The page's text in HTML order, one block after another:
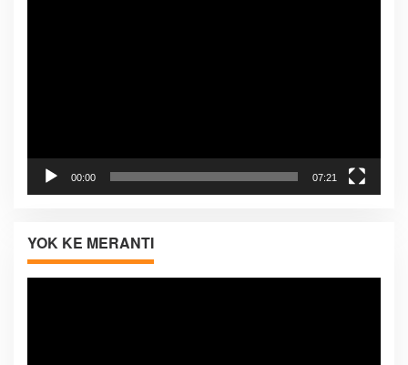
00:00 07:21
YOK KE MERANTI